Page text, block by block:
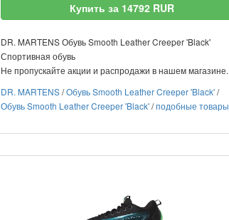
Купить за 14792 RUR
DR. MARTENS Обувь Smooth Leather Creeper 'Black'
Спортивная обувь
Не пропускайте акции и распродажи в нашем магазине.
DR. MARTENS/Обувь Smooth Leather Creeper 'Black'/
Обувь Smooth Leather Creeper 'Black'/подобные товары